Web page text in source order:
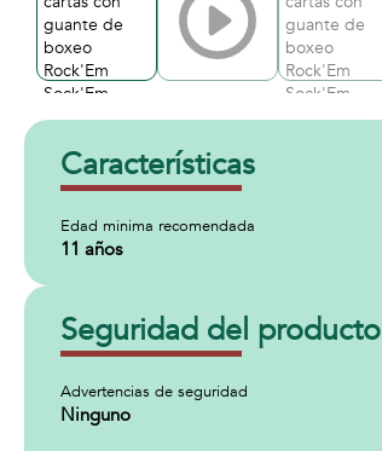
Características
Edad minima recomendada
11 años
Seguridad del producto
Advertencias de seguridad
Ninguno